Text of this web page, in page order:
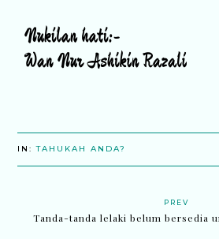
IN:TAHUKAH ANDA?
PREV
Tanda-tanda lelaki belum bersedia